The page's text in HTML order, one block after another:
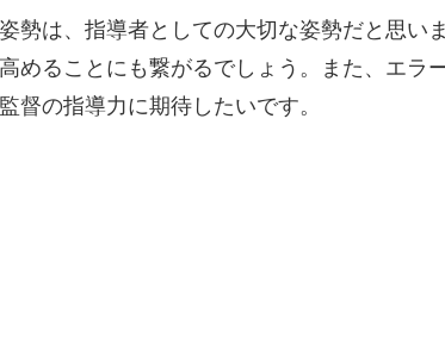
勢は、指導者としての大切な姿勢だと思い
ることにも繋がるでしょう。また、エラ
督の指導力に期待したいです。